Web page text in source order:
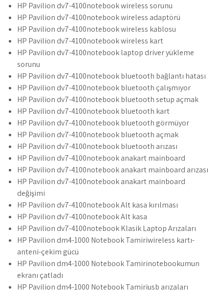
HP Pavilion dv7-4100notebook wireless sorunu
HP Pavilion dv7-4100notebook wireless adaptörü
HP Pavilion dv7-4100notebook wireless kablosu
HP Pavilion dv7-4100notebook wireless kart
HP Pavilion dv7-4100notebook laptop driver yükleme
sorunu
HP Pavilion dv7-4100notebook bluetooth bağlantı hatası
HP Pavilion dv7-4100notebook bluetooth çalışmıyor
HP Pavilion dv7-4100notebook bluetooth setup açmak
HP Pavilion dv7-4100notebook bluetooth kart
HP Pavilion dv7-4100notebook bluetooth görmüyor
HP Pavilion dv7-4100notebook bluetooth açmak
HP Pavilion dv7-4100notebook bluetooth arızası
HP Pavilion dv7-4100notebook anakart mainboard
HP Pavilion dv7-4100notebook anakart mainboard arızası
HP Pavilion dv7-4100notebook anakart mainboard
değişimi
HP Pavilion dv7-4100notebook Alt kasa kırılması
HP Pavilion dv7-4100notebook Alt kasa
HP Pavilion dv7-4100notebook Klasik Laptop Arızaları
HP Pavilion dm4-1000 Notebook Tamiriwireless kartı-
anteni-çekim gücü
HP Pavilion dm4-1000 Notebook Tamirinotebookumun
ekranı çatladı
HP Pavilion dm4-1000 Notebook Tamiriusb arızaları